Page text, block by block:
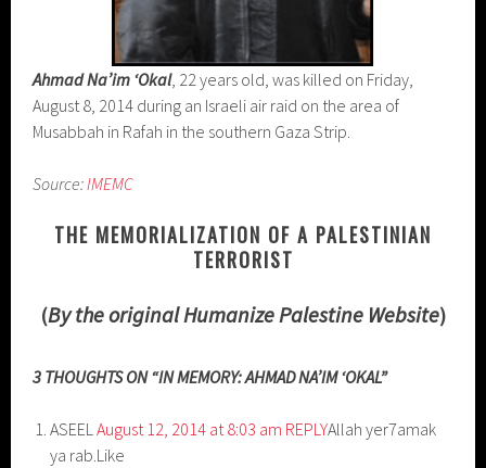
Ahmad Na’im ‘Okal, 22 years old, was killed on Friday,
August 8, 2014 during an Israeli air raid on the area of
Musabbah in Rafah in the southern Gaza Strip.
Source: IMEMC
THE MEMORIALIZATION OF A PALESTINIAN
TERRORIST
(By the original Humanize Palestine Website)
3 THOUGHTS ON “IN MEMORY: AHMAD NA’IM ‘OKAL”
ASEELAugust 12, 2014 at 8:03 am REPLYAllah yer7amak
ya rab.Like